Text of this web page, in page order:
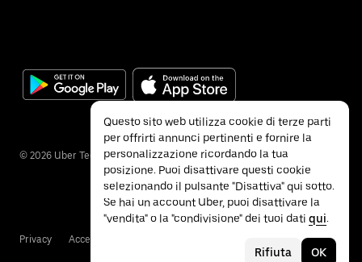
© 2026 Uber Technologies Inc.
Privacy Accessibilità
Questo sito web utilizza cookie di terze parti
per offrirti annunci pertinenti e fornire la
personalizzazione ricordando la tua
posizione. Puoi disattivare questi cookie
selezionando il pulsante "Disattiva" qui sotto.
Se hai un account Uber, puoi disattivare la
"vendita" o la "condivisione" dei tuoi dati qui.
Rifiuta OK